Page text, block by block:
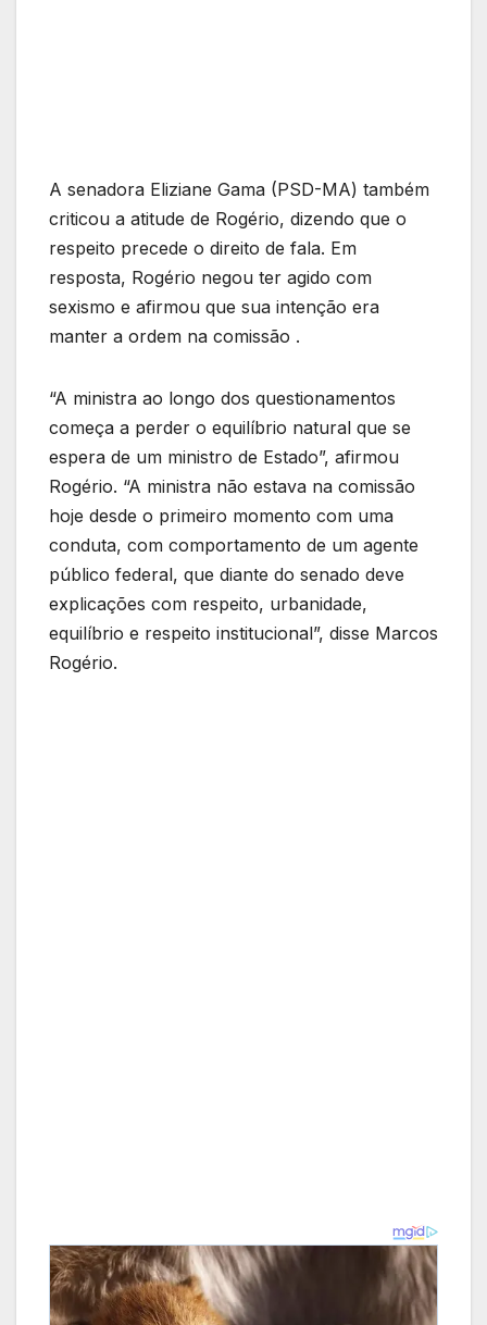
A senadora Eliziane Gama (PSD-MA) também
criticou a atitude de Rogério, dizendo que o
respeito precede o direito de fala. Em
resposta, Rogério negou ter agido com
sexismo e afirmou que sua intenção era
manter a ordem na comissão .
“A ministra ao longo dos questionamentos
começa a perder o equilíbrio natural que se
espera de um ministro de Estado”, afirmou
Rogério. “A ministra não estava na comissão
hoje desde o primeiro momento com uma
conduta, com comportamento de um agente
público federal, que diante do senado deve
explicações com respeito, urbanidade,
equilíbrio e respeito institucional”, disse Marcos
Rogério.